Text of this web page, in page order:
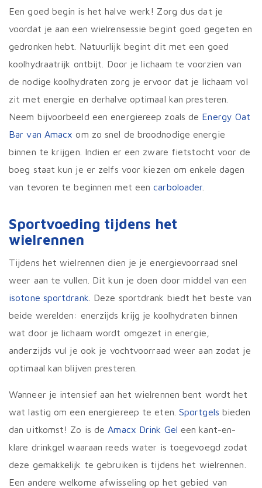
Een goed begin is het halve werk! Zorg dus dat je
voordat je aan een wielrensessie begint goed gegeten en
gedronken hebt. Natuurlijk begint dit met een goed
koolhydraatrijk ontbijt. Door je lichaam te voorzien van
de nodige koolhydraten zorg je ervoor dat je lichaam vol
zit met energie en derhalve optimaal kan presteren.
Neem bijvoorbeeld een energiereep zoals de Energy Oat
Bar van Amacx om zo snel de broodnodige energie
binnen te krijgen. Indien er een zware fietstocht voor de
boeg staat kun je er zelfs voor kiezen om enkele dagen
van tevoren te beginnen met eencarboloader
Sportvoeding tijdens het
wielrennen
Tijdens het wielrennen dien je je energievoorraad snel
weer aan te vullen. Dit kun je doen door middel van een
isotone sportdrank . Deze sportdrank biedt het beste van
beide werelden: enerzijds krijg je koolhydraten binnen
wat door je lichaam wordt omgezet in energie,
anderzijds vul je ook je vochtvoorraad weer aan zodat je
optimaal kan blijven presteren.
Wanneer je intensief aan het wielrennen bent wordt het
wat lastig om een energiereep te eten. Sportgels bieden
dan uitkomst! Zo is deAmacx Drink Gel een kant-en-
klare drinkgel waaraan reeds water is toegevoegd zodat
deze gemakkelijk te gebruiken is tijdens het wielrennen.
Een andere welkome afwisseling op het gebied van